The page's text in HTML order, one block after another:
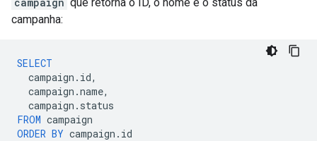
campanha:
SELECT
campaign . id,
campaign .name,
campaign . status
FROM campaign
ORDER BY campaign . id